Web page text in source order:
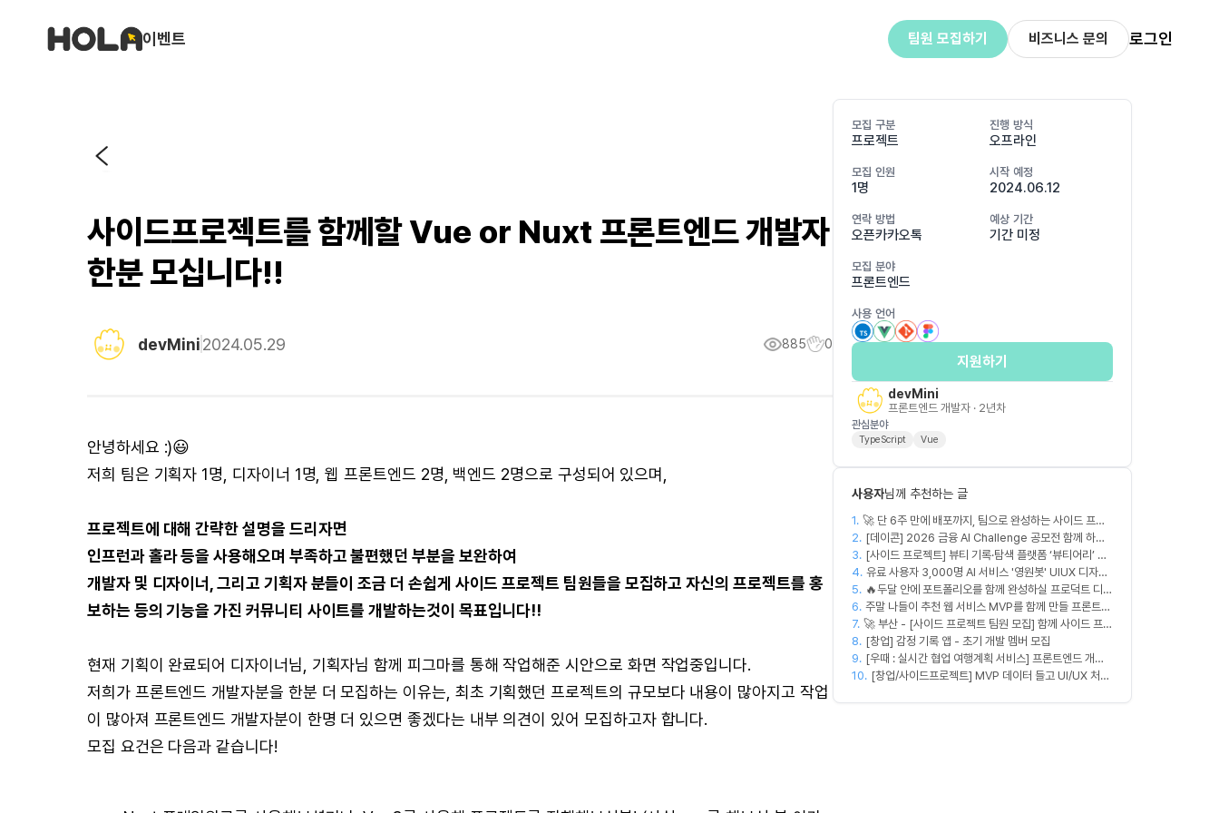
이벤트 팀원 모집하기 비즈니스 문의 로그인
사이드프로젝트를 함께할 Vue or Nuxt 프론트엔드 개발자
한분 모십니다!!
devMini2024.05.29 885 0
안녕하세요 :)😃
저희 팀은 기획자 1명, 디자이너 1명, 웹 프론트엔드 2명, 백엔드 2명으로 구성되어 있으며,
프로젝트에 대해 간략한 설명을 드리자면
인프런과 홀라 등을 사용해오며 부족하고 불편했던 부분을 보완하여
개발자 및 디자이너, 그리고 기획자 분들이 조금 더 손쉽게 사이드 프로젝트 팀원들을 모집하고 자신의 프로젝트를 홍
보하는 등의 기능을 가진 커뮤니티 사이트를 개발하는것이 목표입니다!!
현재 기획이 완료되어 디자이너님, 기획자님 함께 피그마를 통해 작업해준 시안으로 화면 작업중입니다.
저희가 프론트엔드 개발자분을 한분 더 모집하는 이유는, 최초 기획했던 프로젝트의 규모보다 내용이 많아지고 작업
이 많아져 프론트엔드 개발자분이 한명 더 있으면 좋겠다는 내부 의견이 있어 모집하고자 합니다.
모집 요건은 다음과 같습니다!
모집 구분
프로젝트
진행 방식
오프라인
모집 인원
1명
시작 예정
2024.06.12
연락 방법
오픈카카오톡
예상 기간
기간 미정
모집 분야
프론트엔드
사용 언어
지원하기
devMini
프론트엔드 개발자 · 2년차
관심분야
TypeScript Vue
사용자님께 추천하는 글
1. 🚀 단 6주 만에 배포까지, 팀으로 완성하는 사이드 프로
젝트 [스위프 웹 15기] 🚀
2. [데이콘] 2026 금융 AI Challenge 공모전 함께 하실
프론트엔드, 백엔드, 디자이너 구합니다!
3. [사이드 프로젝트] 뷰티 기록·탐색 플랫폼 ‘뷰티어리’ 디
자이너·프론트엔드·백엔드 팀원을 모집합니다
4. 유료 사용자 3,000명 AI 서비스 '영원봇' UIUX 디자인
팀원 모집
5. 🔥두달 안에 포트폴리오를 함께 완성하실 프로덕트 디자
이너를 찾습니다!🔥
6. 주말 나들이 추천 웹 서비스 MVP를 함께 만들 프론트엔
드/디자이너 모집합니다
7. 🚀 부산 - [사이드 프로젝트 팀원 모집] 함께 사이드 프로
젝트 진행할 팀원 모집합니다. 🚀
8. [창업] 감정 기록 앱 - 초기 개발 멤버 모집
9. [우때 : 실시간 협업 여행계획 서비스] 프론트엔드 개발
자 팀원을 모집합니다
10. [창업/사이드프로젝트] MVP 데이터 들고 UI/UX 처음